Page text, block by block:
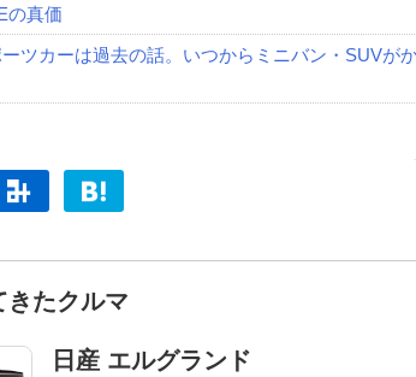
の真価
ツカーは過去の話。いつからミニバン・SUVが
きたクルマ
日産 エルグランド